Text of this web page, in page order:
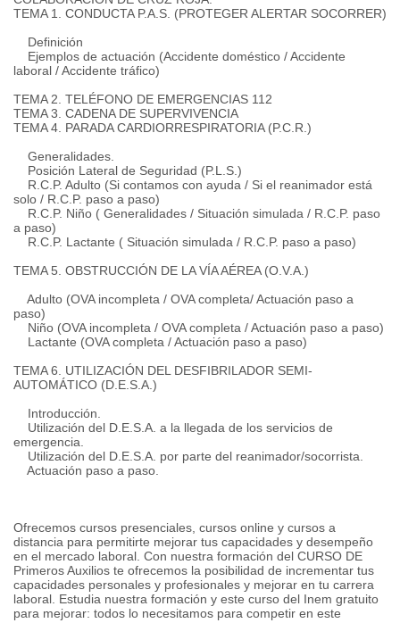
TEMA 1. CONDUCTA P.A.S. (PROTEGER ALERTAR SOCORRER)
Definición
Ejemplos de actuación (Accidente doméstico / Accidente
laboral / Accidente tráfico)
TEMA 2. TELÉFONO DE EMERGENCIAS 112
TEMA 3. CADENA DE SUPERVIVENCIA
TEMA 4. PARADA CARDIORRESPIRATORIA (P.C.R.)
Generalidades.
Posición Lateral de Seguridad (P.L.S.)
R.C.P. Adulto (Si contamos con ayuda / Si el reanimador está
solo / R.C.P. paso a paso)
R.C.P. Niño ( Generalidades / Situación simulada / R.C.P. paso
a paso)
R.C.P. Lactante ( Situación simulada / R.C.P. paso a paso)
TEMA 5. OBSTRUCCIÓN DE LA VÍA AÉREA (O.V.A.)
Adulto (OVA incompleta / OVA completa/ Actuación paso a
paso)
Niño (OVA incompleta / OVA completa / Actuación paso a paso)
Lactante (OVA completa / Actuación paso a paso)
TEMA 6. UTILIZACIÓN DEL DESFIBRILADOR SEMI-
AUTOMÁTICO (D.E.S.A.)
Introducción.
Utilización del D.E.S.A. a la llegada de los servicios de
emergencia.
Utilización del D.E.S.A. por parte del reanimador/socorrista.
Actuación paso a paso.
Ofrecemos cursos presenciales, cursos online y cursos a
distancia para permitirte mejorar tus capacidades y desempeño
en el mercado laboral. Con nuestra formación del CURSO DE
Primeros Auxilios te ofrecemos la posibilidad de incrementar tus
capacidades personales y profesionales y mejorar en tu carrera
laboral. Estudia nuestra formación y este curso del Inem gratuito
para mejorar: todos lo necesitamos para competir en este